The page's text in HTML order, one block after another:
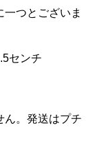
つとございま
センチ
。発送はプチ